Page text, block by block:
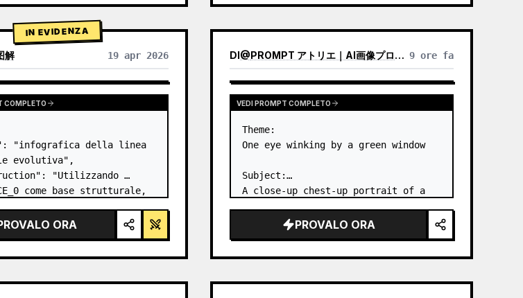
IN EVIDENZA
解 19 apr 2026
COMPLETO
"infografica della linea
evolutiva",
"Utilizzando
come base strutturale,
un'infografica 3D
realistica. Sostituisci
ORA
DI@PROMPT アトリエ｜AI画像プロンプト 9 ore fa
VEDI PROMPT COMPLETO
Theme:
One eye winking by a green window
Subject:
A close-up chest-up portrait of a
trimmed dress leaning her cheek on
one hand and smiling with one eye
PROVALO ORA